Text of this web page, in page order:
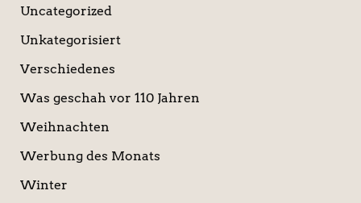
Uncategorized
Unkategorisiert
Verschiedenes
Was geschah vor 110 Jahren
Weihnachten
Werbung des Monats
Winter